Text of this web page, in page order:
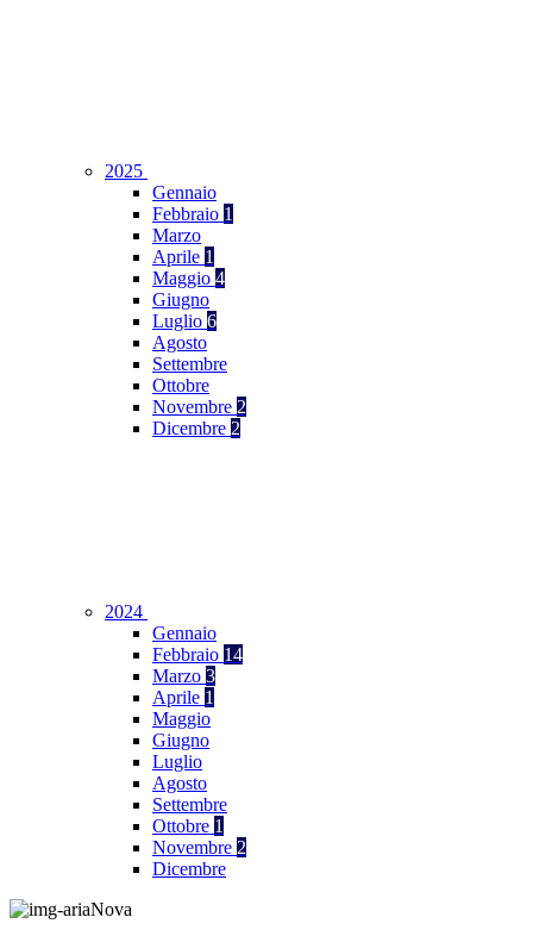
2025
Gennaio
Febbraio 1
Marzo
Aprile 1
Maggio 4
Giugno
Luglio 6
Agosto
Settembre
Ottobre
Novembre 2
Dicembre 2
2024
Gennaio
Febbraio 14
Marzo 3
Aprile 1
Maggio
Giugno
Luglio
Agosto
Settembre
Ottobre 1
Novembre 2
Dicembre